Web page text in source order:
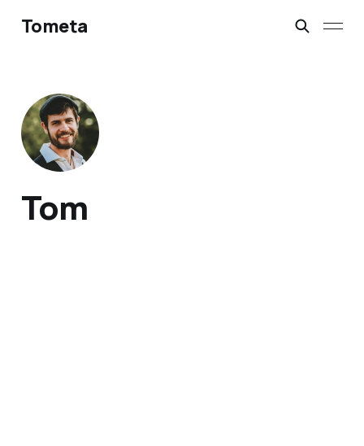
Tometa
Tom